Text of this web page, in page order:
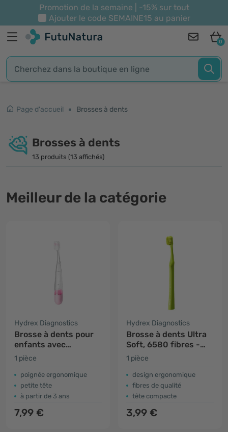
Promotion de la semaine | -15% sur tout
Ajouter le code SEMAINE15 au panier
0
Page d'accueil Brosses à dents
Brosses à dents
13 produits (13 affichés)
Meilleur de la catégorie
Hydrex Diagnostics
Brosse à dents pour
enfants avec
minuteur - rose
1 pièce
poignée ergonomique
petite tête
à partir de 3 ans
7,99 €
Hydrex Diagnostics
Brosse à dents Ultra
Soft, 6580 fibres -
verte
1 pièce
design ergonomique
fibres de qualité
tête compacte
3,99 €